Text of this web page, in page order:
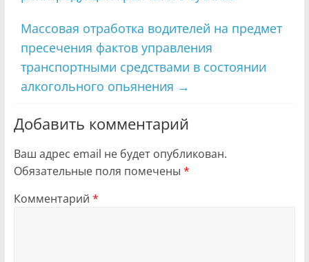
Массовая отработка водителей на предмет
пресечения фактов управления
транспортными средствами в состоянии
алкогольного опьянения →
Добавить комментарий
Ваш адрес email не будет опубликован.
Обязательные поля помечены *
Комментарий *